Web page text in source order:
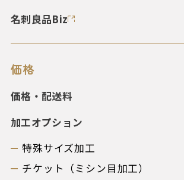
名刺良品Biz
価格
価格・配送料
加工オプション
特殊サイズ加工
チケット（ミシン目加工）